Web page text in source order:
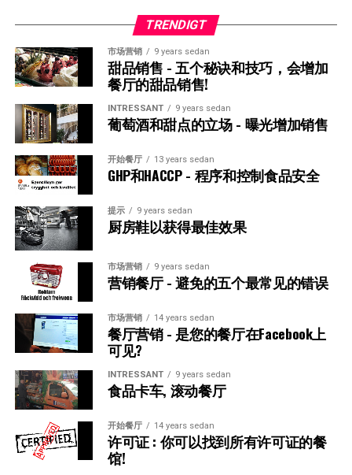
自定义和生存,sv,创造性解决方案来处理餐厅业务中
上涨的食品价格上涨,sv: Kreativa lösningar för att
hantera stigande matpriser i restaurangbranschen
省用水,sv,在改善卫生的同时,sv,废物和一次性用品——超
明的垃圾箱,sv,员工区域分类的视觉指示,sv,指定一位,sv,环
境官员,sv,确保日常工作得到遵守的员工,sv,可持续外卖解
塑料,sv,• 材料示例,sv,使用甘蔗渣制成的食品盒,sv,甘蔗的
残留物,sv. Använd Eco-program om det finns.
Vattenhantering
• Exempel på Vattenbesparing: Installera
pedalkontrollerade kranar i köket. Detta sparar vatten
genom att kranen endast är igång när den används,
samtidigt som det förbättrar hygienen.
5. Avfall och Engångsartiklar – Beyond Plastic
Systematisera Källsorteringen
• Praktiskt Tips: Använd färgkodade soptunnor och
tydliga, visuella instruktioner för sortering i
personalutrymmena. Utse en “miljöansvarig”
medarbetare som säkerställer att rutinerna följs
dagligen.
Ett hamburgerställe i Göteborg började posta dagliga
lunchbilder på Instagram och uppmana gäster att tagga
sina matbilder. Genom att interagera med kunder och
skapa engagemang på sociala medier ökade de sin
synlighet och lockade fler besökare.
Marknadsföring handlar också om att skapa lojalitet. Ett
kan göra att kunder väljer just din restaurang istället
för konkurrentens. Samarbeten med lokala företag och
influencers kan också ge ett lyft, särskilt om du kan
erbjuda något unikt.
Sammanfattning – Nycklarna till en framgångsrik
restaurang
Att driva en restaurang handlar om mycket mer än att
servera mat. Det kräver ett starkt team, en genomtänkt
ekonomi, effektiv drift och smart marknadsföring.
Genom att skapa en trivsam arbetsmiljö för personalen,
ge gästerna en fantastisk upplevelse och hålla koll på
kostnaderna kan du bygga en restaurang som både är
lönsam och långsiktig.
lagkrav – enligt livsmedelslagen är alla restauranger
skyldiga att ha en egenkontrollplan på plats. Men
förutom att det är ett krav, är det också en självklarhet
om du vill ha en restaurang som är säker både för dina
gäster och din personal. 执行良好的自我控制也降低了令
人不愉快的惊喜的风险,sv,例如罚款或最坏的情况下关闭业
务,sv,通过跟踪从卫生到食品存储和机器维护的一切，您还
负责任且可靠的餐厅的声誉,sv,除了创建安全性和安全
性,sv,对于客人和员工,sv,贡献精心实施的自我检查以改善
日常操作,sv,通过不断评估和改进例程，您也可以提高效
率,sv,减少食物浪费并优化资源使用,sv, såsom böter eller i
värsta fall stängning av verksamheten. Genom att ha
koll på allt från hygien till matförvaring och
maskinunderhåll kan du också förebygga sjukdomsfall
och allergiska reaktioner, vilket i sin tur stärker ditt
rykte som en ansvarsfull och pålitlig restaurang.
Förutom att det skapar trygghet och säkerhet, både för
gäster och personal, bidrar en noggrant genomförd
egenkontroll till att förbättra den dagliga driften.
Genom att ständigt utvärdera och förbättra rutiner kan
du också öka effektiviteten, minska matsvinnet och
optimera resursanvändningen. 换句话说，: 自我控制不
仅是成本或必须,sv,没有明智的投资您的业务成功,sv,因
TRENDIGT
市场营销 9 years sedan
甜品销售 - 五个秘诀和技巧，会增加
餐厅的甜品销售!
INTRESSANT 9 years sedan
葡萄酒和甜点的立场 - 曝光增加销售
开始餐厅 13 years sedan
GHP和HACCP - 程序和控制食品安全
提示 9 years sedan
厨房鞋以获得最佳效果
市场营销 9 years sedan
营销餐厅 - 避免的五个最常见的错误
市场营销 14 years sedan
餐厅营销 - 是您的餐厅在Facebook上
可见?
INTRESSANT 9 years sedan
食品卡车, 滚动餐厅
开始餐厅 14 years sedan
许可证 : 你可以找到所有许可证的餐
馆!